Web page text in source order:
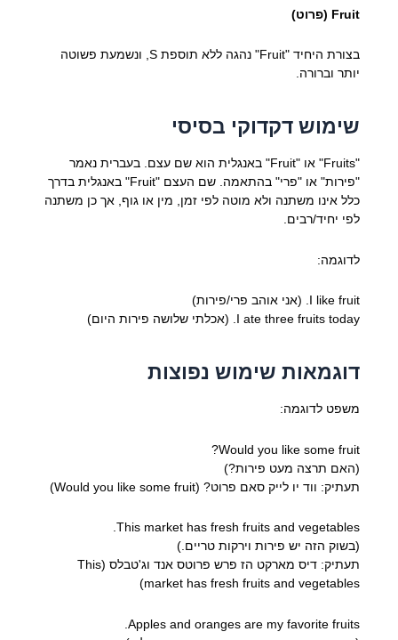
Fruit (פרוט)
בצורת היחיד "Fruit" נהגה ללא תוספת S, ונשמעת פשוטה
יותר וברורה.
שימוש דקדוקי בסיסי
"Fruits" או "Fruit" באנגלית הוא שם עצם. בעברית נאמר
"פירות" או "פרי" בהתאמה. שם העצם "Fruit" באנגלית בדרך
כלל אינו משתנה ולא מוטה לפי זמן, מין או גוף, אך כן משתנה
לפי יחיד/רבים.
לדוגמה:
I like fruit. (אני אוהב פרי/פירות)
I ate three fruits today. (אכלתי שלושה פירות היום)
דוגמאות שימוש נפוצות
משפט לדוגמה:
Would you like some fruit?
(האם תרצה מעט פירות?)
תעתיק: ווד יו לייק סאם פרוט? (Would you like some fruit)
This market has fresh fruits and vegetables.
(בשוק הזה יש פירות וירקות טריים.)
תעתיק: דיס מארקט הז פרש פרוטס אנד וג'טבלס (This
market has fresh fruits and vegetables)
Apples and oranges are my favorite fruits.